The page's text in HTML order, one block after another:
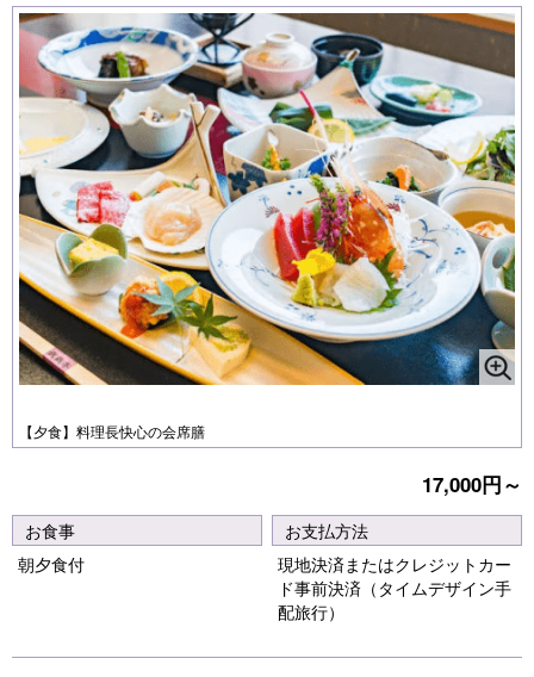
【夕食】料理長快心の会席膳
17,000円～
お食事
朝夕食付
お支払方法
現地決済またはクレジットカー
ド事前決済（タイムデザイン手
配旅行）